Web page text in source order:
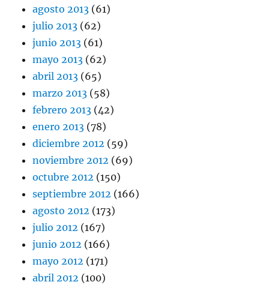
agosto 2013 (61)
julio 2013 (62)
junio 2013 (61)
mayo 2013 (62)
abril 2013 (65)
marzo 2013 (58)
febrero 2013 (42)
enero 2013 (78)
diciembre 2012 (59)
noviembre 2012 (69)
octubre 2012 (150)
septiembre 2012 (166)
agosto 2012 (173)
julio 2012 (167)
junio 2012 (166)
mayo 2012 (171)
abril 2012 (100)